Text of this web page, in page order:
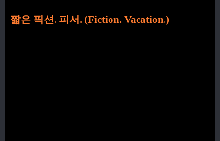
짧은 픽션. 피서. (Fiction. Vacation.)